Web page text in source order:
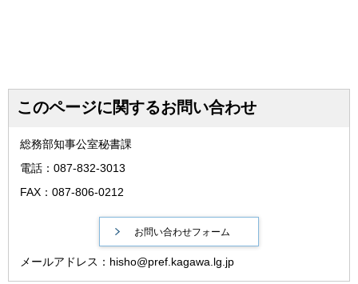
このページに関するお問い合わせ
総務部知事公室秘書課
電話：087-832-3013
FAX：087-806-0212
メールアドレス：hisho@pref.kagawa.lg.jp